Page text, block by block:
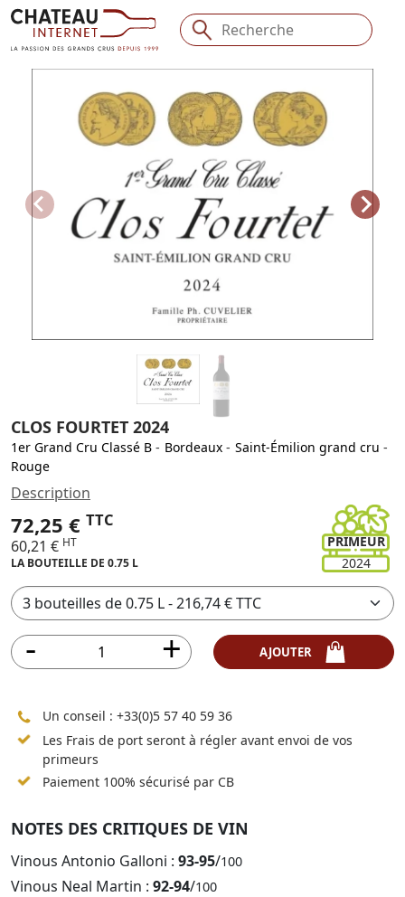
CLOS FOURTET 2024
1er Grand Cru Classé B - Bordeaux - Saint-Émilion grand cru -
Rouge
PRIMEUR
2024
Description
72,25 € TTC
60,21 € HT
LA BOUTEILLE DE 0.75 L
Un conseil : +33(0)5 57 40 59 36
Les Frais de port seront à régler avant envoi de vos
primeurs
Paiement 100% sécurisé par CB
NOTES DES CRITIQUES DE VIN
Vinous Antonio Galloni : 93-95/100
Vinous Neal Martin : 92-94/100